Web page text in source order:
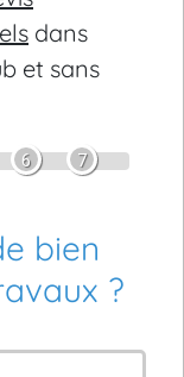
dans
et sans
6 7
bien
?